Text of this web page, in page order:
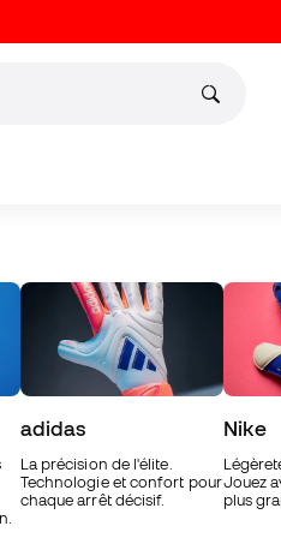
adidas
La précision de l'élite.
Technologie et confort pour
chaque arrêt décisif.
Nike
Jouez
plus